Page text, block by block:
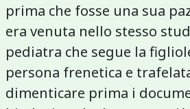
prima che fosse una sua
era venuta nello stesso
pediatra che segue la
persona frenetica e
dimenticare prima i